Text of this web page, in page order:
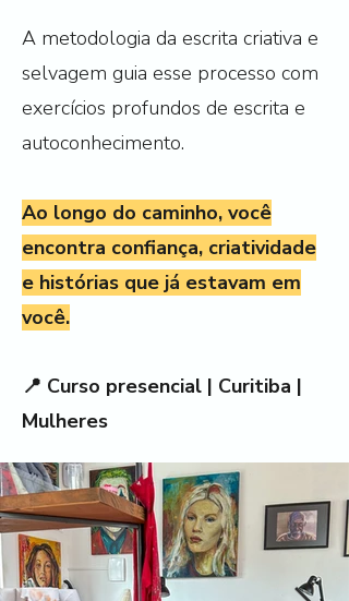
A metodologia da escrita criativa e
selvagem guia esse processo com
exercícios profundos de escrita e
autoconhecimento.
Ao longo do caminho, você
encontra confiança, criatividade
e histórias que já estavam em
você.
📍 Curso presencial | Curitiba |
Mulheres